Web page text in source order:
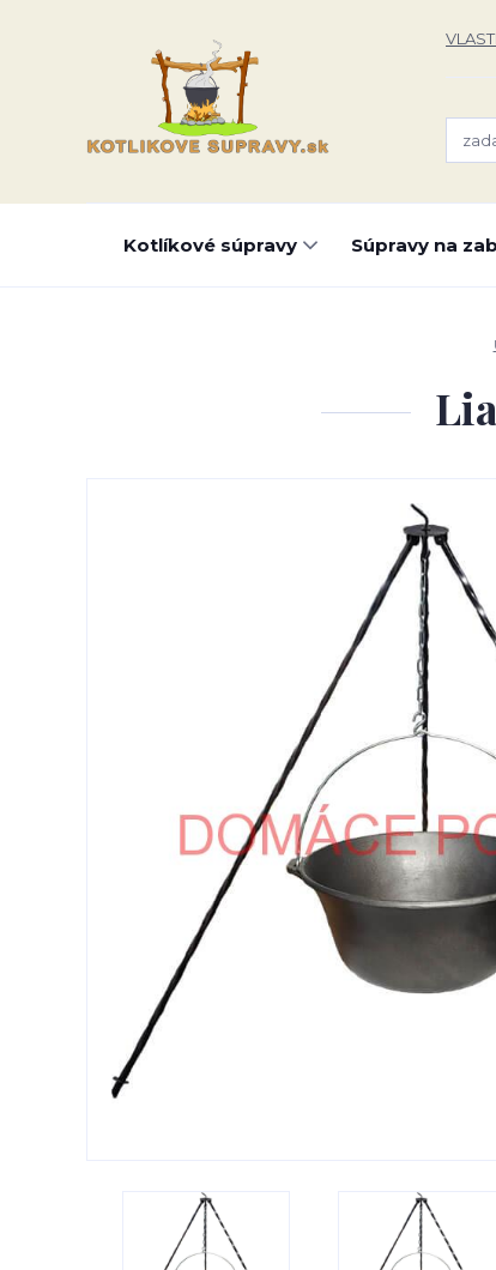
Kotlíkové súpravy Súpravy na